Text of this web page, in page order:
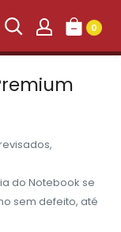
0
do Notebook se
sem defeito, até